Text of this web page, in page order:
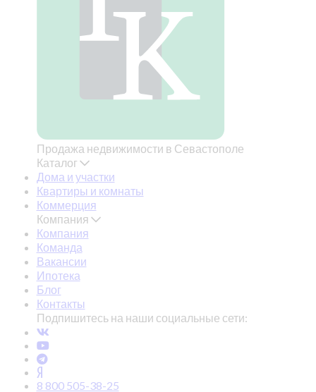
Продажа недвижимости в Севастополе
Каталог
Дома и участки
Квартиры и комнаты
Коммерция
Компания
Компания
Команда
Вакансии
Ипотека
Блог
Контакты
Подпишитесь на наши социальные сети:
8 800 505-38-25